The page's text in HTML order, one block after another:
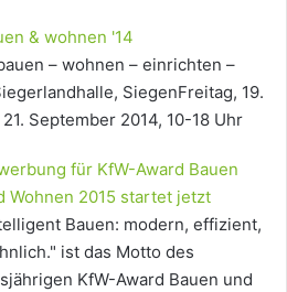
& wohnen '14
– wohnen – einrichten –
SiegenFreitag, 19.
September 2014, 10-18 Uhr
für KfW-Award Bauen
Wohnen 2015 startet jetzt
Bauen: modern, effizient,
ist das Motto des
KfW-Award Bauen und